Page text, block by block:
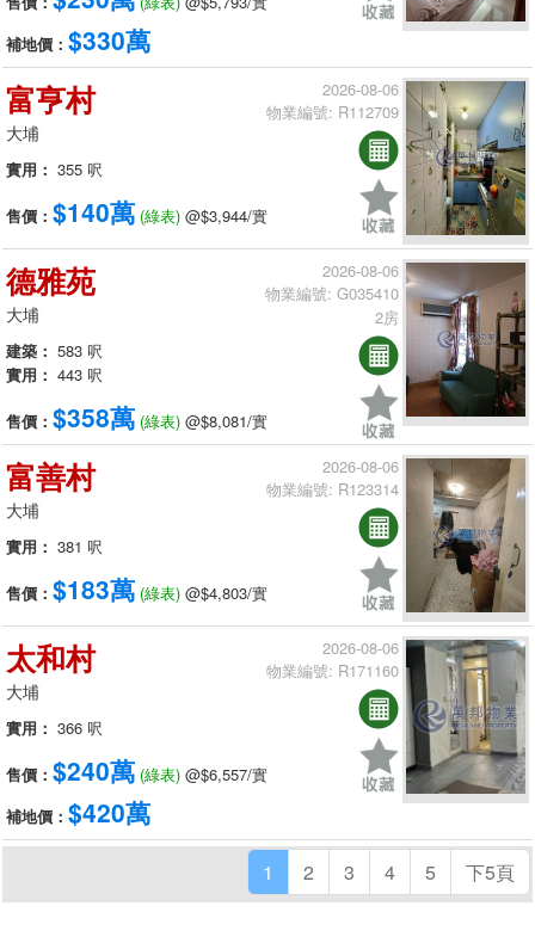
補地價： $330萬
富亨村
大埔
實用： 355 呎
售價： $140萬 (綠表) @$3,944/實
2026-08-06
物業編號: R112709
德雅苑
大埔
建築： 583 呎
實用： 443 呎
售價： $358萬 (綠表) @$8,081/實
2026-08-06
物業編號: G035410
2房
富善村
大埔
實用： 381 呎
售價： $183萬 (綠表) @$4,803/實
2026-08-06
物業編號: R123314
太和村
大埔
實用： 366 呎
售價： $240萬 (綠表) @$6,557/實
補地價： $420萬
2026-08-06
物業編號: R171160
1 2 3 4 5 下5頁